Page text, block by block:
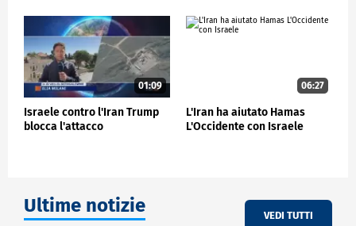
"fino all'11 giugno", ha spiegato un portavoce della
squadra.
Ma con la moltitudine di guardie nazionali
pesantemente armate dispiegate in città per
garantire la sicurezza della nazionale, è difficile per i
giocatori passare inosservati. Domenica sera, al
calare del sole, il loro bus ha attraversato il cordone
SPORT
01:09
Israele contro l'Iran Trump
blocca l'attacco
06:27
L'Iran ha aiutato Hamas
L'Occidente con Israele
Ultime notizie VEDI TUTTI